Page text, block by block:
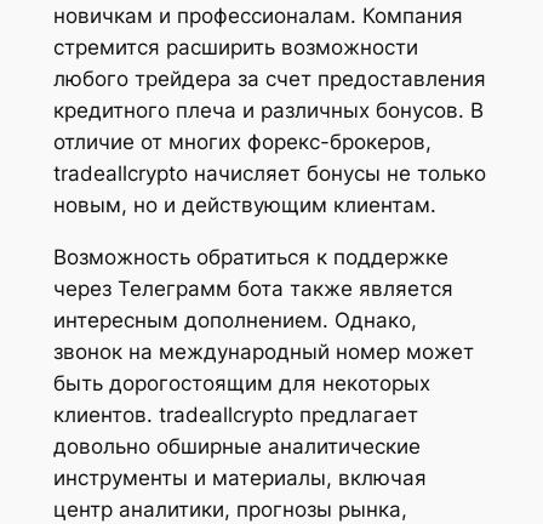
новичкам и профессионалам. Компания
стремится расширить возможности
любого трейдера за счет предоставления
кредитного плеча и различных бонусов. В
отличие от многих форекс-брокеров,
tradeallcrypto начисляет бонусы не только
новым, но и действующим клиентам.
Возможность обратиться к поддержке
через Телеграмм бота также является
интересным дополнением. Однако,
звонок на международный номер может
быть дорогостоящим для некоторых
клиентов. tradeallcrypto предлагает
довольно обширные аналитические
инструменты и материалы, включая
центр аналитики, прогнозы рынка,